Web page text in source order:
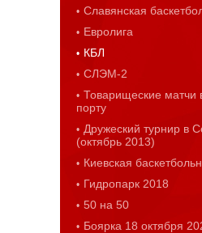
Славянская
Евролига
КБЛ
СЛЭМ-2
Товарищеские матчи
порту
Дружеский турнир в
(октябрь 2013)
Киевская
Гидропарк 2018
50 на 50
Боярка 18 октября